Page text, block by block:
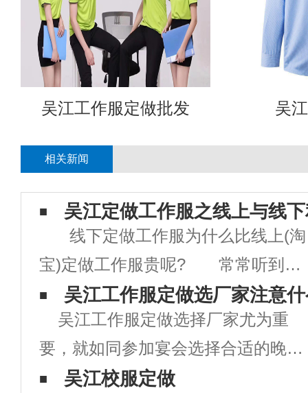
吴江工作服定做批发 吴
相关新闻
吴江定做工作服之线上与线
线下定做工作服为什么比线上(淘
宝)定做工作服贵呢? 常常听到客
户说：“你们定做工作服比淘名贵多
了”。 线下定做一批工作服的程
序 1、面料裁剪 客户指定规
格的面料，依照个人身形量制的尺寸
吴江工作服定做选厂家注意
吴江工作服定做选择厂家尤为重
要，就如同参加宴会选择合适的晚礼
服一样，厂家选择好了定做出来的工
吴江校服定做